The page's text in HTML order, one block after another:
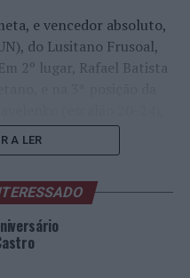
e vencedor absoluto,
do Lusitano Frusoal,
2º lugar, Rafael Batista
45-49), do
45-49), do Louletano, e
A LER